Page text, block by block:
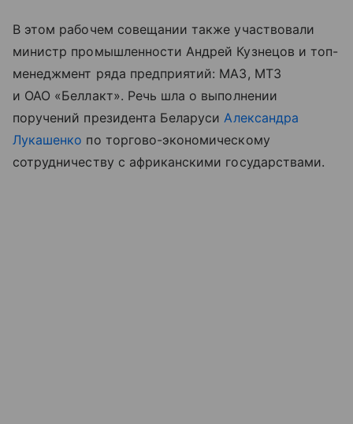
В этом рабочем совещании также участвовали
министр промышленности Андрей Кузнецов и топ-
менеджмент ряда предприятий: МАЗ, МТЗ
и ОАО «Беллакт». Речь шла о выполнении
поручений президента БеларусиАлександра
Лукашенко по торгово-экономическому
сотрудничеству с африканскими государствами.